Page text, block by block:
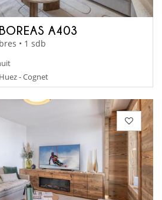
A403
• 1 sdb
- Cognet